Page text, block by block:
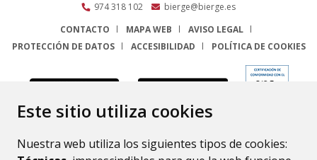
Este sitio utiliza cookies
Nuestra web utiliza los siguientes tipos de cookies:
974 318 102
bierge@bierge.es
CONTACTO
MAPA WEB
AVISO LEGAL
PROTECCIÓN DE DATOS
ACCESIBILIDAD POLÍTICA DE COOKIES